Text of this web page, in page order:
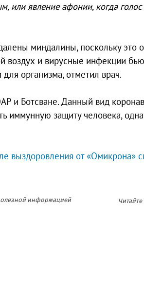
или явление афонии, когда
миндалины, поскольку это
воздух и вирусные инфекции
организма, отметил врач.
и Ботсване. Данный вид
иммунную защиту человека,
выздоровления от «Омикрона»
информацией
Читайте